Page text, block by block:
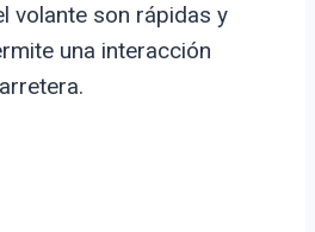
volante son rápidas y
una interacción